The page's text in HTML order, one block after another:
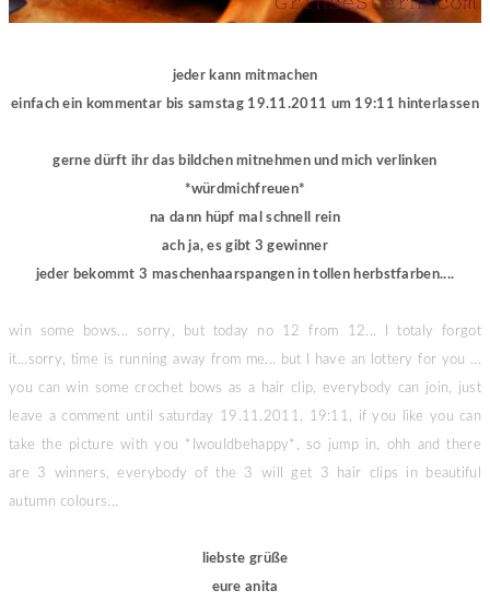
jeder kann mitmachen
einfach ein kommentar bis samstag 19.11.2011 um 19:11 hinterlassen
gerne dürft ihr das bildchen mitnehmen und mich verlinken
*würdmichfreuen*
na dann hüpf mal schnell rein
ach ja, es gibt 3 gewinner
jeder bekommt 3 maschenhaarspangen in tollen herbstfarben....
win some bows... sorry, but today no 12 from 12... I totaly forgot
it...sorry, time is running away from me... but I have an lottery for you ...
you can win some crochet bows as a hair clip, everybody can join, just
leave a comment until saturday 19.11.2011, 19:11, if you like you can
take the picture with you *Iwouldbehappy*, so jump in, ohh and there
are 3 winners, everybody of the 3 will get 3 hair clips in beautiful
autumn colours...
liebste grüße
eure anita